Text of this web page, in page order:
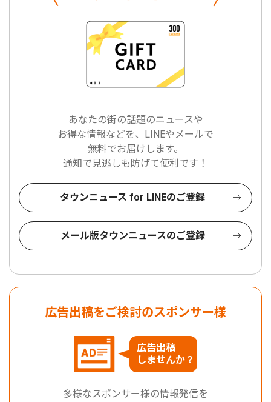
あなたの街の話題のニュースや
お得な情報などを、LINEやメールで
無料でお届けします。
通知で見逃しも防げて便利です！
タウンニュース for LINEのご登録
メール版タウンニュースのご登録
広告出稿をご検討のスポンサー様
広告出稿
しませんか？
多様なスポンサー様の情報発信を